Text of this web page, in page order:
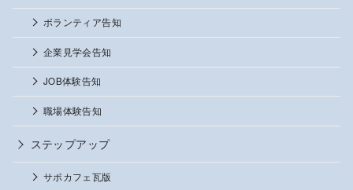
ボランティア告知
企業見学会告知
JOB体験告知
職場体験告知
ステップアップ
サポカフェ瓦版